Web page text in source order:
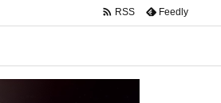
 RSS Feedly